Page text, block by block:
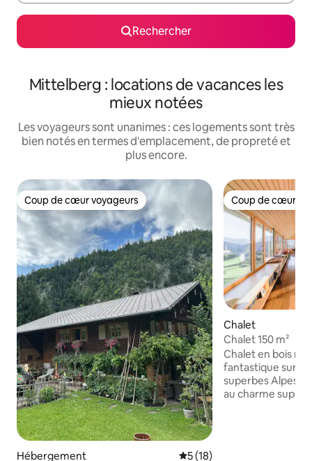
Rechercher
Mittelberg : locations de vacances les
mieux notées
Les voyageurs sont unanimes : ces logements sont très
bien notés en termes d'emplacement, de propreté et
plus encore.
Coup de cœur voyageurs
Coup de cœur voyageurs
Hébergement Évaluation moyenne sur la
5 (18)
Coup de cœur
Coup de cœur
Chalet
Chalet 150 m²
Chalet en bois
fantastique sur
superbes Alpes
au charme super